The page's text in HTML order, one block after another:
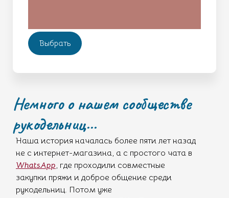
Выбрать
Наша история началась более пяти лет назад
не с интернет-магазина, а с простого чата в
WhatsApp, где проходили совместные
закупки пряжи и доброе общение среди
рукодельниц. Потом уже
Немного о нашем сообществе
рукодельниц...